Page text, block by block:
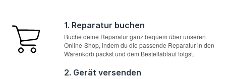
1. Reparatur buchen
Buche deine Reparatur ganz bequem über unseren
Online-Shop, indem du die passende Reparatur in den
Warenkorb packst und dem Bestellablauf folgst.
2. Gerät versenden